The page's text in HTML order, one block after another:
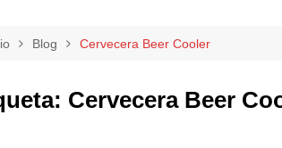
Negocios
Lifestyle
Blog Cervecera Beer Cooler
Cervecera Beer